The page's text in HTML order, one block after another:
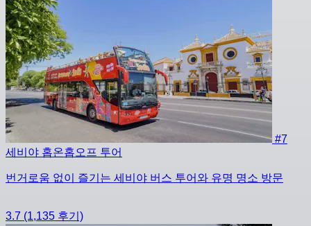
#7
세비야 홉온홉오프 투어
번거로움 없이 즐기는 세비야 버스 투어와 유명 명소 방문
3.7 (1,135 후기)